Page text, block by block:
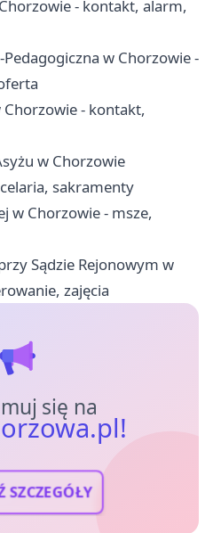
- kontakt, alarm,
w Chorzowie -
- kontakt,
w Chorzowie
sakramenty
w Chorzowie - msze,
Sądzie Rejonowym w
zajęcia
się na
SZCZEGÓŁY